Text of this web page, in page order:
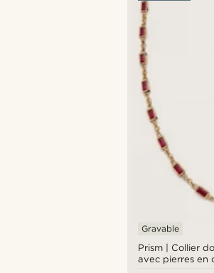
Prism | Collier
avec pierres en
Gravable